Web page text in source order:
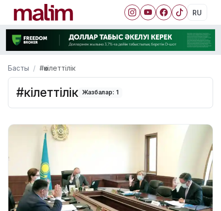
RU
Басты #өкілеттілік
#өкілеттілік Жазбалар: 1